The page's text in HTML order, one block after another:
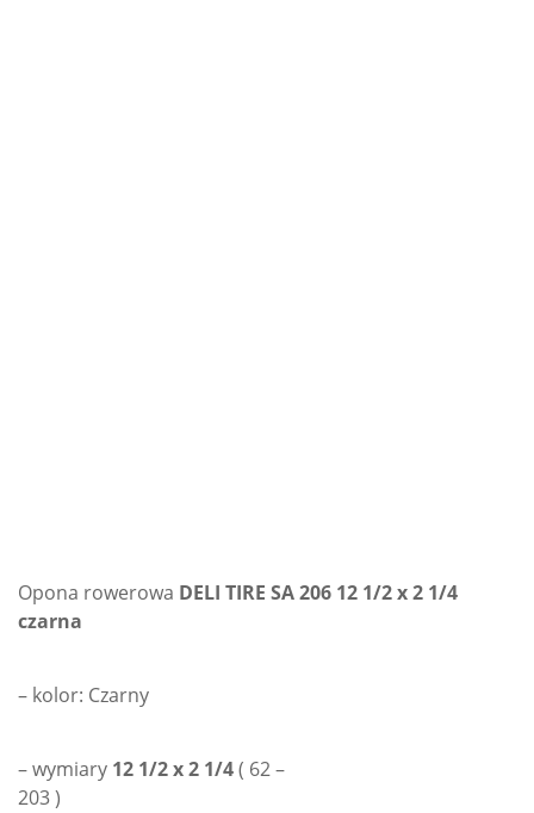
Opona rowerowa DELI TIRE SA 206 12 1/2 x 2 1/4
czarna
– kolor: Czarny
– wymiary 12 1/2 x 2 1/4( 62 –
203 )